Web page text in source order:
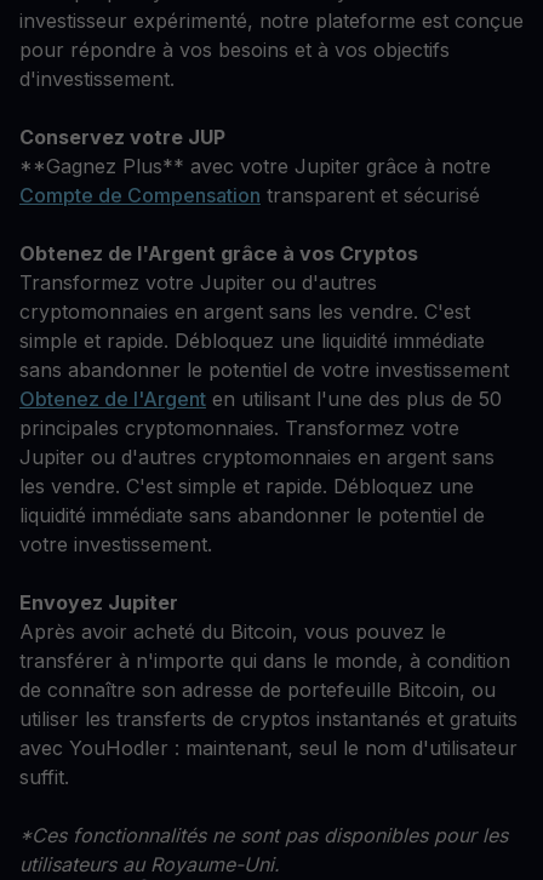
investisseur expérimenté, notre plateforme est conçue
pour répondre à vos besoins et à vos objectifs
d'investissement.
Conservez votre JUP
**Gagnez Plus** avec votre Jupiter grâce à notre
Compte de Compensation transparent et sécurisé
Obtenez de l'Argent grâce à vos Cryptos
Transformez votre Jupiter ou d'autres
cryptomonnaies en argent sans les vendre. C'est
simple et rapide. Débloquez une liquidité immédiate
sans abandonner le potentiel de votre investissement
Obtenez de l'Argent en utilisant l'une des plus de 50
principales cryptomonnaies. Transformez votre
Jupiter ou d'autres cryptomonnaies en argent sans
les vendre. C'est simple et rapide. Débloquez une
liquidité immédiate sans abandonner le potentiel de
votre investissement.
Envoyez Jupiter
Après avoir acheté du Bitcoin, vous pouvez le
transférer à n'importe qui dans le monde, à condition
de connaître son adresse de portefeuille Bitcoin, ou
utiliser les transferts de cryptos instantanés et gratuits
avec YouHodler : maintenant, seul le nom d'utilisateur
suffit.
*Ces fonctionnalités ne sont pas disponibles pour les
utilisateurs au Royaume-Uni.